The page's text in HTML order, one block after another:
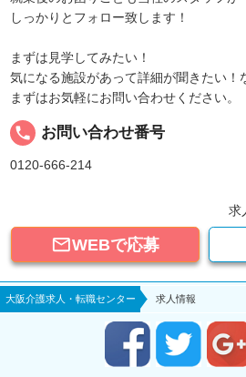
しっかりとフォロー致します！
まずは見学してみたい！
気になる施設があって詳細が聞きたい！
まずはお気軽にお問い合わせください。
local_phone お問い合わせ番号
0120-666-214
求
WEBで応募
大阪介護求人・転職センター 求人情報